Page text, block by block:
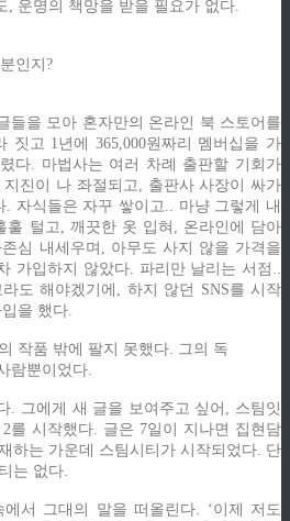
, 운명의 책망을 받을 필요가 없다.
인지?
들을 모아 혼자만의 온라인 북 스토어를
짓고 1년에 365,000원짜리 멤버십을 가
다. 마법사는 여러 차례 출판할 기회가
진이 나 좌절되고, 출판사 사장이 싸가
자식들은 자꾸 쌓이고.. 마냥 그렇게 내
훌 털고, 깨끗한 옷 입혀, 온라인에 담아
심 내세우며, 아무도 사지 않을 가격을
가입하지 않았다. 파리만 날리는 서점..
도 해야겠기에, 하지 않던 SNS를 시작
을 했다.
작품 밖에 팔지 못했다. 그의 독
람뿐이었다.
. 그에게 새 글을 보여주고 싶어, 스팀잇
를 시작했다. 글은 7일이 지나면 집현담
하는 가운데 스팀시티가 시작되었다. 단
는 없다.
서 그대의 말을 떠올린다. ‘이제 저도